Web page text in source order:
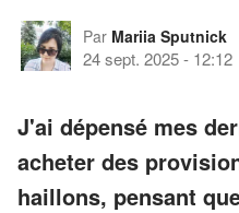
Par Mariia Sputnick
24 sept. 2025- 12:12
J'ai dépensé mes
acheter des
haillons, pensant